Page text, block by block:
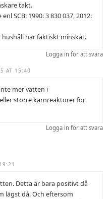
takt.
SCB: 1990: 3 830 037, 2012:
har faktiskt minskat.
Logga in för att svara
AT 15:40
mer vatten i
större kärnreaktorer för
Logga in för att svara
Detta är bara positivt då
lägst då. Och eftersom